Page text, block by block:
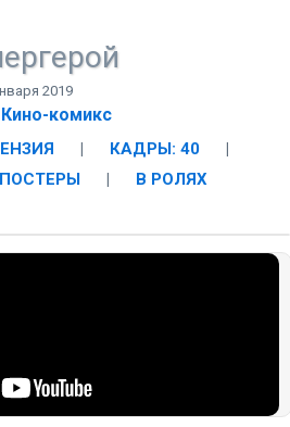
2019
Кино-комикс
| КАДРЫ: 40
|
ПОСТЕРЫ |
В РОЛЯХ